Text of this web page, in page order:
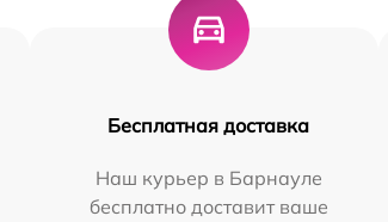
Бесплатная доставка
Наш курьер в Барнауле
бесплатно доставит ваше